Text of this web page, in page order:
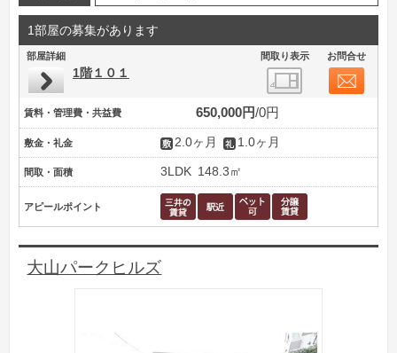
1部屋の募集があります
部屋詳細 間取り表示 お問合せ
1階１０１
賃料・管理費・共益費 650,000円 0円
敷金・礼金 2.0ヶ月 1.0ヶ月
間取・面積 3LDK 148.3㎡
アピールポイント
大山パークヒルズ